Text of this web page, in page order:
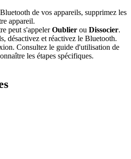
de vos appareils, supprimez les
appareil.
peut s'appelerOublier ou Dissocier.
désactivez et réactivez le Bluetooth.
Consultez le guide d'utilisation de
les étapes spécifiques.